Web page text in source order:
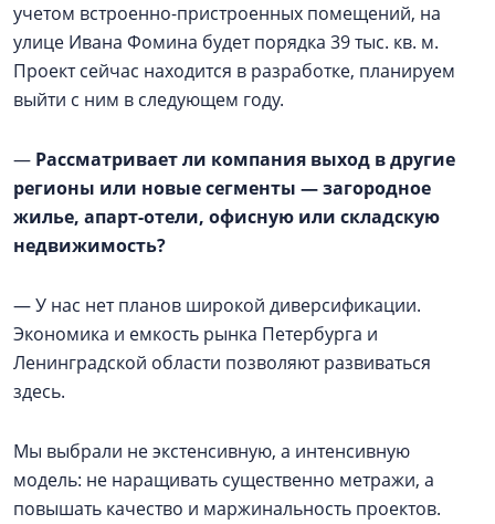
учетом встроенно-пристроенных помещений, на
улице Ивана Фомина будет порядка 39 тыс. кв. м.
Проект сейчас находится в разработке, планируем
выйти с ним в следующем году.
— Рассматривает ли компания выход в другие
регионы или новые сегменты — загородное
жилье, апарт-отели, офисную или складскую
недвижимость?
— У нас нет планов широкой диверсификации.
Экономика и емкость рынка Петербурга и
Ленинградской области позволяют развиваться
здесь.
Мы выбрали не экстенсивную, а интенсивную
модель: не наращивать существенно метражи, а
повышать качество и маржинальность проектов.